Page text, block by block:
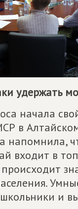
удержать
начала
в
напомнила,
входит в
и